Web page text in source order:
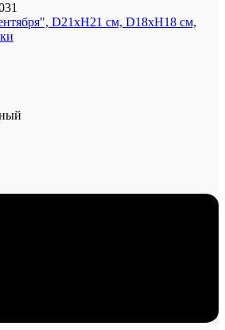
D21xH21 см, D18xH18 см,